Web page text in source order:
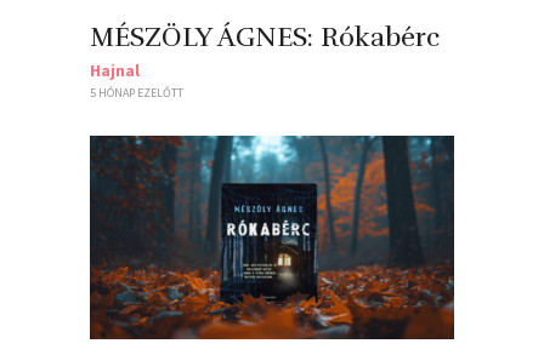
MÉSZÖLY ÁGNES: Rókabérc
Hajnal
5 HÓNAP EZELŐTT